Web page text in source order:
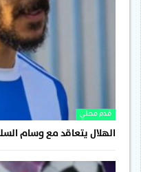
قدم محلي
الهلال يتعاقد مع وسام